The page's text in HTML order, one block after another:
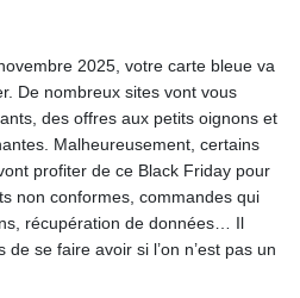
2025, votre carte bleue va
De nombreux sites vont vous
des offres aux petits oignons et
Malheureusement, certains
profiter de ce Black Friday pour
non conformes, commandes qui
récupération de données… Il
se faire avoir si l’on n’est pas un